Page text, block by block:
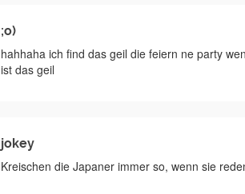
;o)
hahhaha ich find das geil die feiern ne party
ist das geil
jokey
Kreischen die Japaner immer so, wenn sie